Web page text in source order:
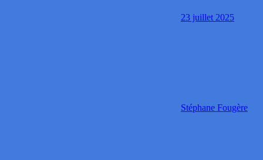
23 juillet 2025
Stéphane Fougère